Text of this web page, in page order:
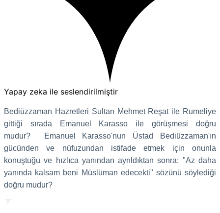
Yapay zeka ile seslendirilmiştir
Bediüzzaman Hazretleri Sultan Mehmet Reşat ile Rumeliye
gittiği sırada Emanuel Karasso ile görüşmesi doğru
mudur? Emanuel Karasso'nun Üstad Bediüzzaman'ın
gücünden ve nüfuzundan istifade etmek için onunla
konuştuğu ve hızlıca yanından ayrıldıktan sonra; "Az daha
yanında kalsam beni Müslüman edecekti" sözünü söylediği
doğru mudur?